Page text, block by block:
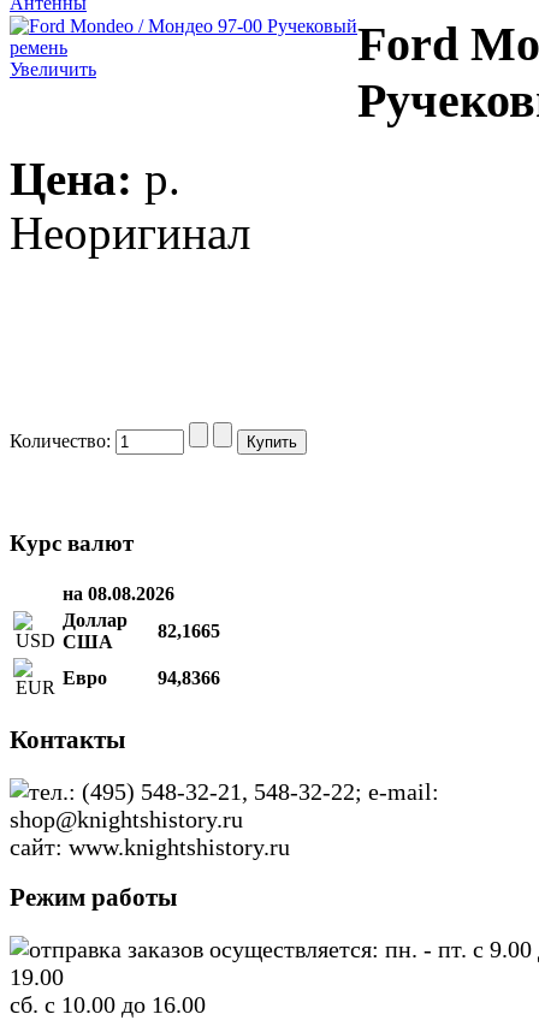
Увеличить
Ford
Цена: p.
Неоригинал
Количество:
Курс валют
на 08.08.2026
Доллар
США
82,1665
Евро 94,8366
Контакты
тел.: (495) 548-32-21, 548-32-22; e-mail:
shop@knightshistory.ru
сайт: www.knightshistory.ru
Режим работы
отправка заказов осуществляется: пн. - пт. с 9.00
19.00
сб. с 10.00 до 16.00